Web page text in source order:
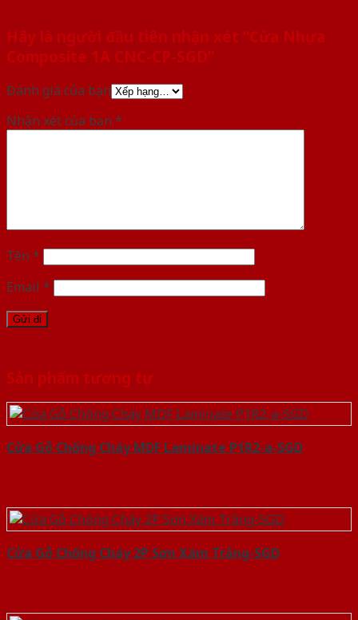
Hãy là người đầu tiên nhận xét “Cửa Nhựa
Composite 1A CNC-CP-SGD”
Đánh giá của bạn
Nhận xét của bạn *
Tên *
Email *
Sản phẩm tương tự
Cửa Gỗ Chống Cháy MDF Laminate P1R2-a-SGD
Cửa Gỗ Chống Cháy 2P Sơn Xám Trắng-SGD